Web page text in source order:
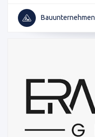
Bauunternehmen